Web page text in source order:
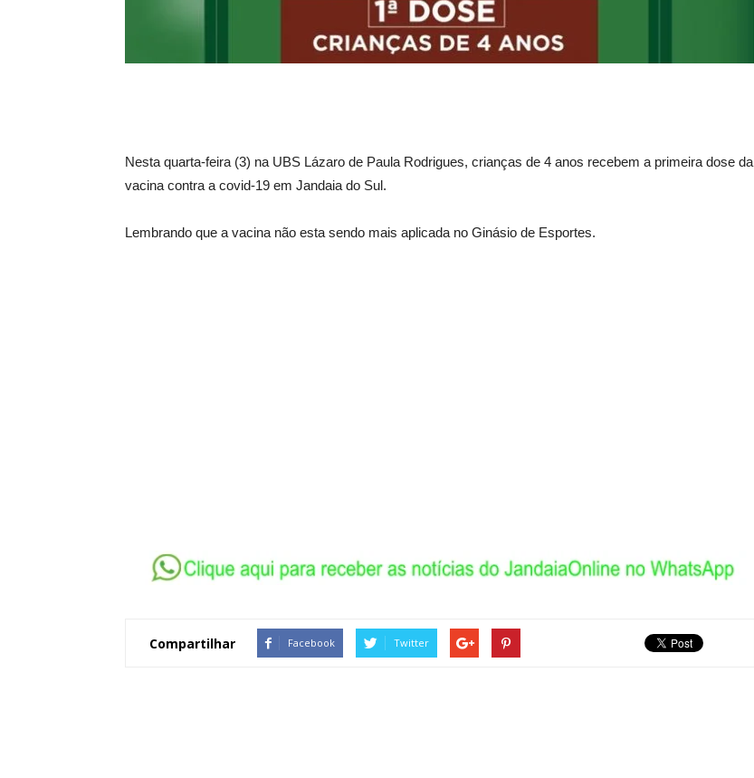
Nesta quarta-feira (3) na UBS Lázaro de Paula Rodrigues, crianças de 4 anos recebem a primeira dose da
vacina contra a covid-19 em Jandaia do Sul.
Lembrando que a vacina não esta sendo mais aplicada no Ginásio de Esportes.
Compartilhar Facebook Twitter